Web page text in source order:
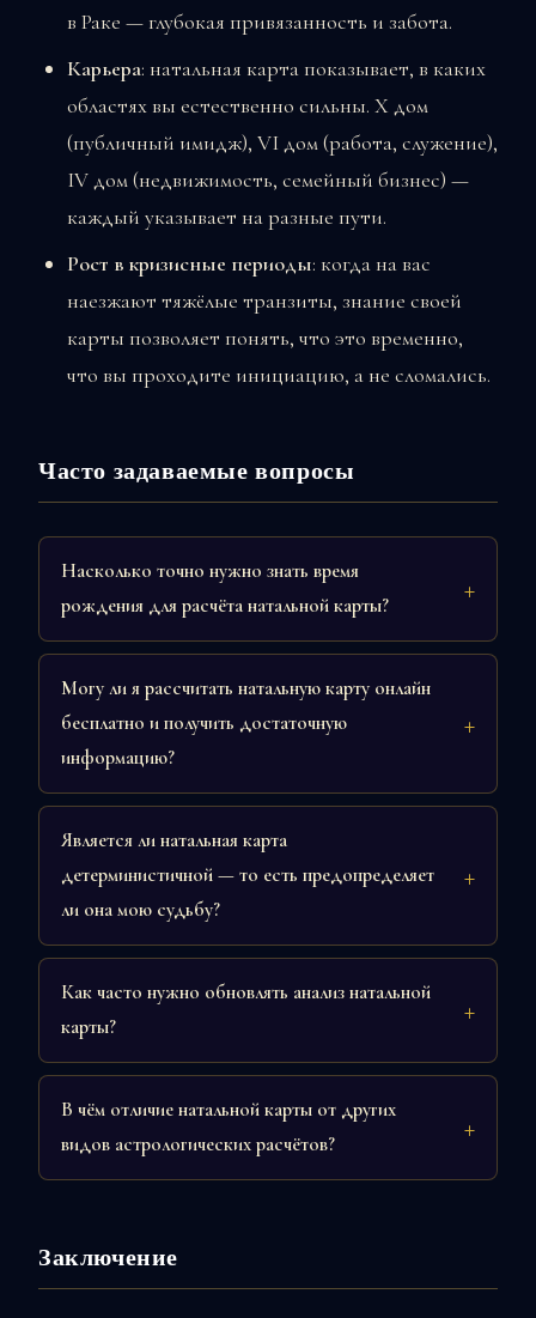
в Раке — глубокая привязанность и забота.
Карьера: натальная карта показывает, в каких
областях вы естественно сильны. X дом
(публичный имидж), VI дом (работа, служение),
IV дом (недвижимость, семейный бизнес) —
каждый указывает на разные пути.
Рост в кризисные периоды: когда на вас
наезжают тяжёлые транзиты, знание своей
карты позволяет понять, что это временно,
что вы проходите инициацию, а не сломались.
Часто задаваемые вопросы
Насколько точно нужно знать время
рождения для расчёта натальной карты?
Могу ли я рассчитать натальную карту онлайн
бесплатно и получить достаточную
информацию?
Является ли натальная карта
детерминистичной — то есть предопределяет
ли она мою судьбу?
Как часто нужно обновлять анализ натальной
карты?
В чём отличие натальной карты от других
видов астрологических расчётов?
Заключение